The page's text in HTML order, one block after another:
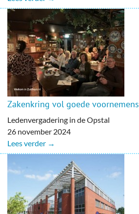
Zakenkring vol goede voornemens
Ledenvergadering in de Opstal
26 november 2024
Lees verder →